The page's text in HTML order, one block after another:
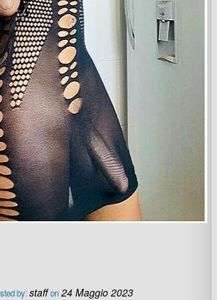
by:staff on 24 Maggio 2023